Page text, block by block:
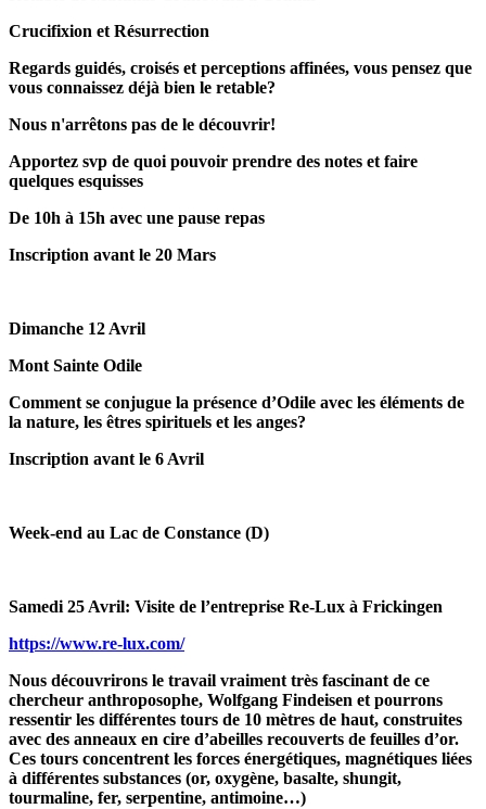
Crucifixion et Résurrection
Regards guidés, croisés et perceptions affinées, vous pensez que
vous connaissez déjà bien le retable?
Nous n'arrêtons pas de le découvrir!
Apportez svp de quoi pouvoir prendre des notes et faire
quelques esquisses
De 10h à 15h avec une pause repas
Inscription avant le 20 Mars
Dimanche 12 Avril
Mont Sainte Odile
Comment se conjugue la présence d’Odile avec les éléments de
la nature, les êtres spirituels et les anges?
Inscription avant le 6 Avril
Week-end au Lac de Constance (D)
Samedi 25 Avril: Visite de l’entreprise Re-Lux à Frickingen
https://www.re-lux.com/
Nous découvrirons le travail vraiment très fascinant de ce
chercheur anthroposophe, Wolfgang Findeisen et pourrons
ressentir les différentes tours de 10 mètres de haut, construites
avec des anneaux en cire d’abeilles recouverts de feuilles d’or.
Ces tours concentrent les forces énergétiques, magnétiques liées
à différentes substances (or, oxygène, basalte, shungit,
tourmaline, fer, serpentine, antimoine…)